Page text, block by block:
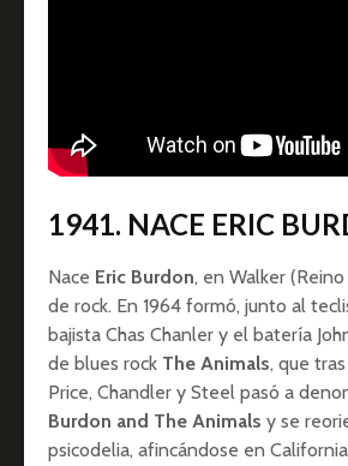
1941. NACE ERIC
Nace Eric Burdon, en Walker
de rock. En 1964 formó, junto al
bajista Chas Chanler y el batería
de blues rock The Animals, que
Price, Chandler y Steel pasó a
Burdon and The Animals y se
psicodelia, afincándose en